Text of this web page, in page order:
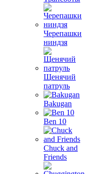
Черепашки
ниндзя
Щенячий
патруль
Bakugan
Ben 10
Chuck and
Friends